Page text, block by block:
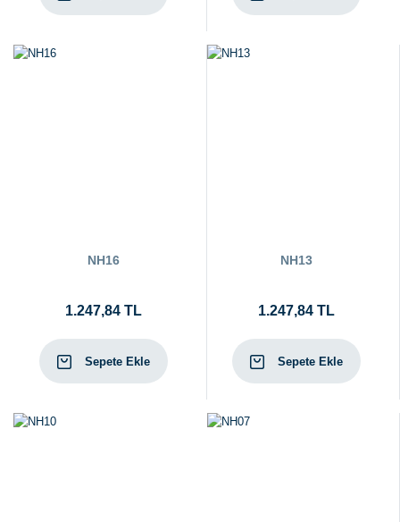
NH16
1.247,84 TL
Sepete Ekle
NH13
1.247,84 TL
Sepete Ekle